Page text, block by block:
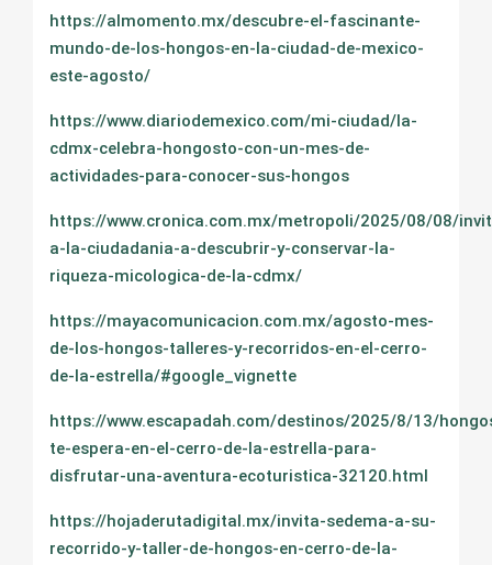
https://almomento.mx/descubre-el-fascinante-
mundo-de-los-hongos-en-la-ciudad-de-mexico-
este-agosto/
https://www.diariodemexico.com/mi-ciudad/la-
cdmx-celebra-hongosto-con-un-mes-de-
actividades-para-conocer-sus-hongos
https://www.cronica.com.mx/metropoli/2025/08/08/
a-la-ciudadania-a-descubrir-y-conservar-la-
riqueza-micologica-de-la-cdmx/
https://mayacomunicacion.com.mx/agosto-mes-
de-los-hongos-talleres-y-recorridos-en-el-cerro-
de-la-estrella/#google_vignette
https://www.escapadah.com/destinos/2025/8/13/
te-espera-en-el-cerro-de-la-estrella-para-
disfrutar-una-aventura-ecoturistica-32120.html
https://hojaderutadigital.mx/invita-sedema-a-su-
recorrido-y-taller-de-hongos-en-cerro-de-la-